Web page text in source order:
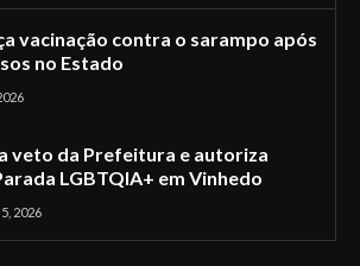
vacinação contra o sarampo após
no Estado
veto da Prefeitura e autoriza
LGBTQIA+ em Vinhedo
2026